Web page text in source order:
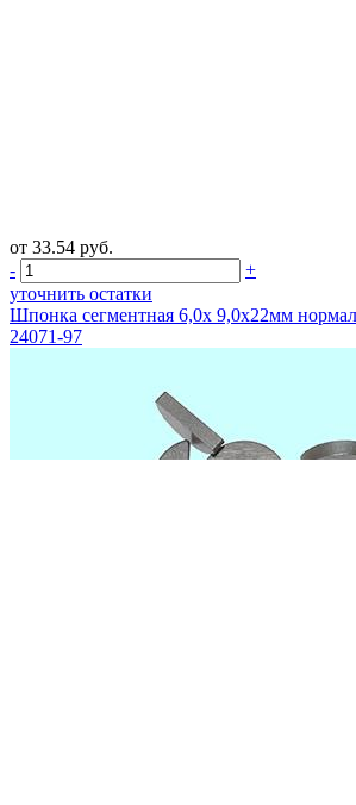
от 33.54 руб.
-
+
уточнить остатки
Шпонка сегментная 6,0х 9,0х22мм
24071-97